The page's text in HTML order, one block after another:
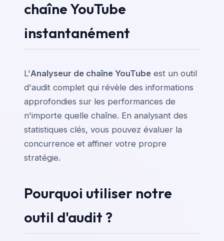
chaîne YouTube
instantanément
L'Analyseur de chaîne YouTube est un outil
d'audit complet qui révèle des informations
approfondies sur les performances de
n'importe quelle chaîne. En analysant des
statistiques clés, vous pouvez évaluer la
concurrence et affiner votre propre
stratégie.
Pourquoi utiliser notre
outil d'audit ?